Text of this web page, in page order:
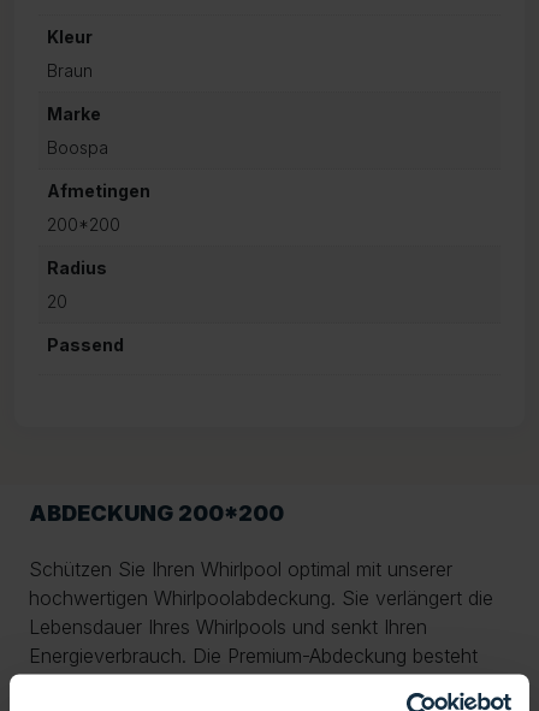
Kleur
Braun
Marke
Boospa
Afmetingen
200*200
Radius
20
Passend
ABDECKUNG 200*200
Schützen Sie Ihren Whirlpool optimal mit unserer
hochwertigen Whirlpoolabdeckung. Sie verlängert die
Lebensdauer Ihres Whirlpools und senkt Ihren
Energieverbrauch. Die Premium-Abdeckung besteht